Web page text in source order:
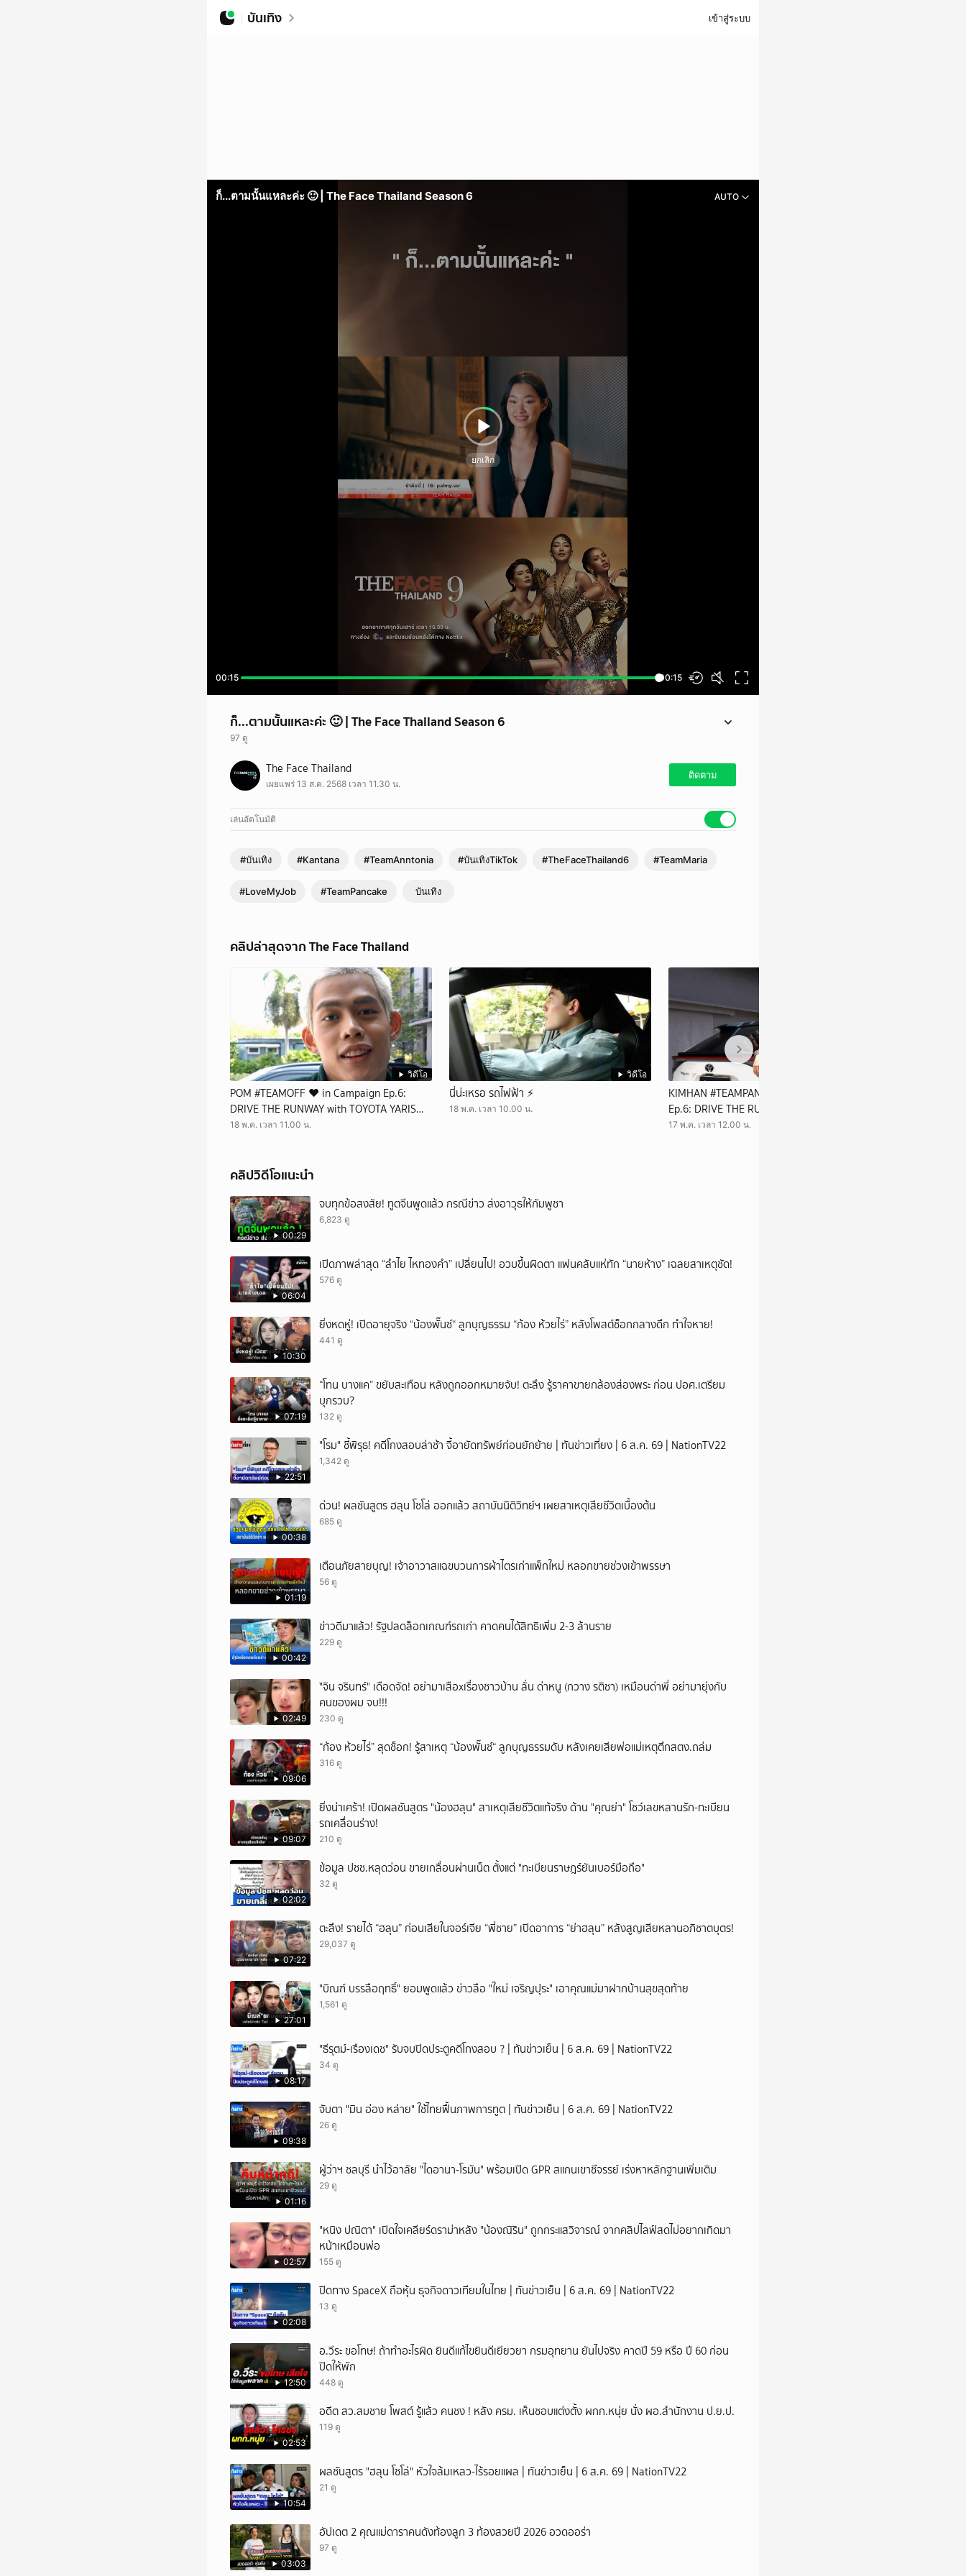
บันเทิง เข้าสู่ระบบ
ก็...ตามนั้นแหละค่ะ 🙂 | The Face Thailand Season 6 AUTO
ยกเลิก
00:15 00:15
ก็...ตามนั้นแหละค่ะ 🙂 | The Face Thailand Season 6
97 ดู
ก็…ตามนั้นแหละค่ะ 🙂
#TheFaceThailand6 #Kantana
#TeamAnntonia #TeamMaria #TeamPancake
The Face Thailand
เผยแพร่ 13 ส.ค. 2568 เวลา 11.30 น.
ติดตาม
เล่นอัตโนมัติ
#บันเทิง #Kantana #TeamAnntonia #บันเทิงTikTok #TheFaceThailand6 #TeamMaria
#LoveMyJob #TeamPancake บันเทิง
คลิปล่าสุดจาก The Face Thailand
วิดีโอ
POM #TEAMOFF ❤️ in Campaign Ep.6:
DRIVE THE RUNWAY with TOYOTA YARIS
CROSS ✨🛞💨
18 พ.ค. เวลา 11.00 น.
วิดีโอ
นี่น่ะเหรอ รถไฟฟ้า ⚡️
18 พ.ค. เวลา 10.00 น.
KIMHAN #TEAMPANDA 💙 in Campaign
Ep.6: DRIVE THE RUNWAY with TOYOTA
bZ4X ⚡️🛞💨
17 พ.ค. เวลา 12.00 น.
คลิปวิดีโอแนะนำ
00:29
จบทุกข้อสงสัย! ทูตจีนพูดแล้ว กรณีข่าว ส่งอาวุธให้กัมพูชา
6,823 ดู
06:04
เปิดภาพล่าสุด “ลำไย ไหทองคำ” เปลี่ยนไป! อวบขึ้นผิดตา แฟนคลับแห่ทัก “นายห้าง” เฉลยสาเหตุชัด!
576 ดู
10:30
ยิ่งหดหู่! เปิดอายุจริง “น้องพั๊นซ์“ ลูกบุญธรรม “ก้อง ห้วยไร่” หลังโพสต์ช็อกกลางดึก ทำใจหาย!
441 ดู
07:19
“โทน บางแค” ขยับสะเทือน หลังถูกออกหมายจับ! ตะลึง รู้ราคาขายกล้องส่องพระ ก่อน ปอศ.เตรียม
บุกรวบ?
132 ดู
22:51
"โรม" ชี้พิรุธ! คดีโกงสอบล่าช้า จี้อายัดทรัพย์ก่อนยักย้าย | ทันข่าวเที่ยง | 6 ส.ค. 69 | NationTV22
1,342 ดู
00:38
ด่วน! ผลชันสูตร ฮลุน โซโล่ ออกแล้ว สถาบันนิติวิทย์ฯ เผยสาเหตุเสียชีวิตเบื้องต้น
685 ดู
01:19
เตือนภัยสายบุญ! เจ้าอาวาสแฉขบวนการผ้าไตรเก่าแพ็กใหม่ หลอกขายช่วงเข้าพรรษา
56 ดู
00:42
ข่าวดีมาแล้ว! รัฐปลดล็อกเกณฑ์รถเก่า คาดคนได้สิทธิเพิ่ม 2-3 ล้านราย
229 ดู
02:49
ั่"จิน จรินทร์" เดือดจัด! อย่ามาเสือxเรื่องชาวบ้าน ลั่น ด่าหนู (กวาง รติชา) เหมือนด่าพี่ อย่ามายุ่งกับ
คนของผม จบ!!!
230 ดู
09:06
“ก้อง ห้วยไร่” สุดช็อก! รู้สาเหตุ “น้องพั๊นซ์“ ลูกบุญธรรมดับ หลังเคยเสียพ่อแม่เหตุตึกสตง.ถล่ม
316 ดู
09:07
ยิ่งน่าเศร้า! เปิดผลชันสูตร "น้องฮลุน" สาเหตุเสียชีวิตแท้จริง ด้าน "คุณย่า" โชว์เลขหลานรัก-ทะเบียน
รถเคลื่อนร่าง!
210 ดู
02:02
ข้อมูล ปชช.หลุดว่อน ขายเกลื่อนผ่านเน็ต ตั้งแต่ "ทะเบียนราษฎร์ยันเบอร์มือถือ"
32 ดู
07:22
ตะลึง! รายได้ “ฮลุน” ก่อนเสียในจอร์เจีย “พี่ชาย” เปิดอาการ “ย่าฮลุน” หลังสูญเสียหลานอภิชาตบุตร!
29,037 ดู
27:01
"บิณฑ์ บรรลือฤทธิ์" ยอมพูดแล้ว ข่าวลือ "ใหม่ เจริญปุระ" เอาคุณแม่มาฝากบ้านสุขสุดท้าย
1,561 ดู
08:17
"ธีรุตม์-เรืองเดช" รับจบปิดประตูคดีโกงสอบ ? | ทันข่าวเย็น | 6 ส.ค. 69 | NationTV22
34 ดู
09:38
จับตา "มิน อ่อง หล่าย" ใช้ไทยฟื้นภาพการทูต | ทันข่าวเย็น | 6 ส.ค. 69 | NationTV22
26 ดู
01:16
ผู้ว่าฯ ชลบุรี นำไว้อาลัย "ไดอานา-โรมัน" พร้อมเปิด GPR สแกนเขาชีจรรย์ เร่งหาหลักฐานเพิ่มเติม
29 ดู
02:57
"หนิง ปณิตา" เปิดใจเคลียร์ดราม่าหลัง "น้องณิริน" ถูกกระแสวิจารณ์ จากคลิปไลฟ์สดไม่อยากเกิดมา
หน้าเหมือนพ่อ
155 ดู
02:08
ปิดทาง SpaceX ถือหุ้น ธุจกิจดาวเทียมในไทย | ทันข่าวเย็น | 6 ส.ค. 69 | NationTV22
13 ดู
12:50
อ.วีระ ขอโทษ! ถ้าทำอะไรผิด ยินดีแก้ไขยินดีเยียวยา กรมอุทยาน ยันไปจริง คาดปี 59 หรือ ปี 60 ก่อน
ปิดให้พัก
448 ดู
02:53
อดีต สว.สมชาย โพสต์ รู้แล้ว คนชง ! หลัง ครม. เห็นชอบแต่งตั้ง ผกก.หนุ่ย นั่ง ผอ.สำนักงาน ป.ย.ป.
119 ดู
10:54
ผลชันสูตร "ฮลุน โซโล่" หัวใจล้มเหลว-ไร้รอยแผล | ทันข่าวเย็น | 6 ส.ค. 69 | NationTV22
21 ดู
03:03
อัปเดต 2 คุณแม่ดาราคนดังท้องลูก 3 ท้องสวยปี 2026 อวดออร่า
97 ดู
ยกเลิก